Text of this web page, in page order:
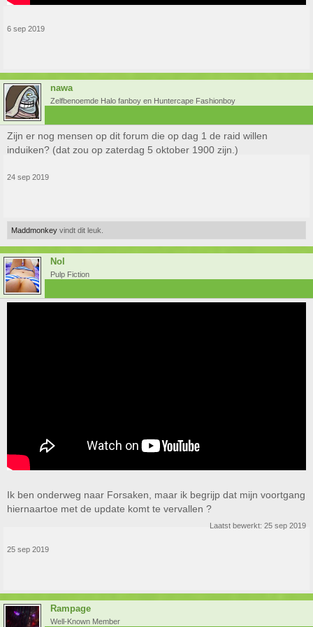
6 sep 2019
nawa
Zelfbenoemde Halo fanboy en Huntercape Fashionboy
Zijn er nog mensen op dit forum die op dag 1 de raid willen
induiken? (dat zou op zaterdag 5 oktober 1900 zijn.)
24 sep 2019
Maddmonkey vindt dit leuk.
Nol
Pulp Fiction
Ik ben onderweg naar Forsaken, maar ik begrijp dat mijn voortgang
hiernaartoe met de update komt te vervallen ?
Laatst bewerkt: 25 sep 2019
25 sep 2019
Rampage
Well-Known Member